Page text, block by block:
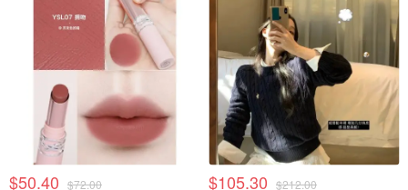
$50.40 $72.00 $105.30 $212.00